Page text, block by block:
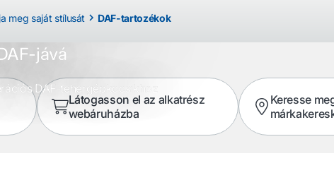
meg saját stílusát DAF-tartozékok
jává
DAF-tehergépkocsikhoz
Látogasson el az alkatrész
webáruházba
Keresse